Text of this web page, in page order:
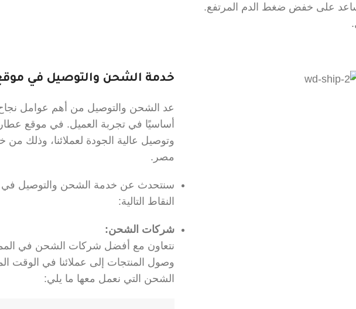
على خفض ضغط الدم المرتفع.
خدمة الشحن والتوصيل في
عد الشحن والتوصيل من أهم عوامل نجاح
أساسيًا في تجربة العميل. في موقع
وتوصيل عالية الجودة لعملائنا، وذلك
مصر.
سنتحدث عن خدمة الشحن والتوصيل في
النقاط التالية:
شركات الشحن:
نتعاون مع أفضل شركات الشحن في
وصول المنتجات إلى عملائنا في الوقت
الشحن التي نعمل معها ما يلي: